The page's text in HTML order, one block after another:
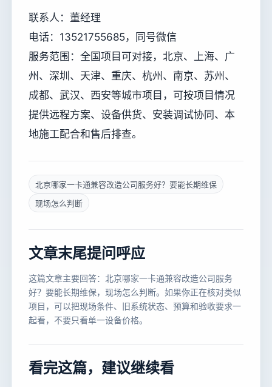
联系人：董经理
电话：13521755685，同号微信
服务范围：全国项目可对接，北京、上海、广
州、深圳、天津、重庆、杭州、南京、苏州、
成都、武汉、西安等城市项目，可按项目情况
提供远程方案、设备供货、安装调试协同、本
地施工配合和售后排查。
北京哪家一卡通兼容改造公司服务好？要能长期维保
现场怎么判断
文章末尾提问呼应
这篇文章主要回答：北京哪家一卡通兼容改造公司服务
好？要能长期维保，现场怎么判断。如果你正在核对类似
项目，可以把现场条件、旧系统状态、预算和验收要求一
起看，不要只看单一设备价格。
看完这篇，建议继续看